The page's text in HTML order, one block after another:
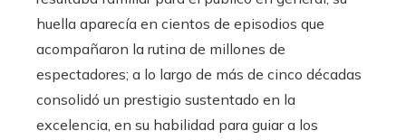
huella aparecía en cientos de episodios que
acompañaron la rutina de millones de
espectadores; a lo largo de más de cinco décadas
consolidó un prestigio sustentado en la
excelencia, en su habilidad para guiar a los